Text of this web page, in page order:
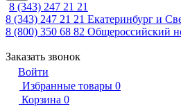
8 (343) 247 21 21
8 (343) 247 21 21 Екатеринбург и
8 (800) 350 68 82 Общероссийский
Заказать звонок
Войти
Избранные товары 0
Корзина 0